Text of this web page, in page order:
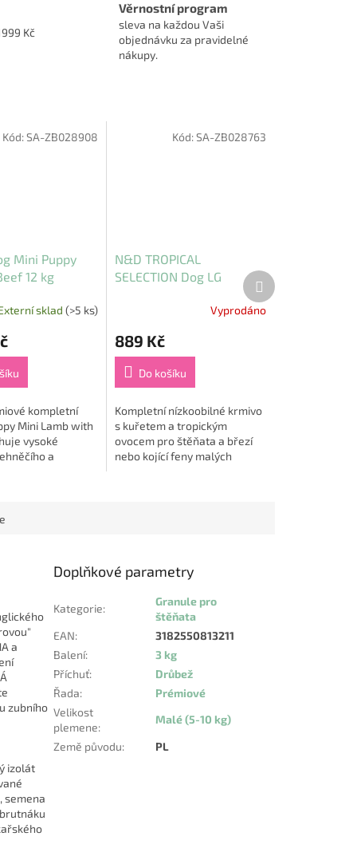
Kč
Věrnostní program
sleva na každou Vaši
objednávku za pravidelné
nákupy.
Mini Puppy
12 kg
sklad(>5 ks)
kompletní
Mini Lamb with
vysoké
a
Kód:SA-ZB028908
N&D TROPICAL
SELECTION Dog LG
Chicken Puppy Mini 5 kg
Vyprodáno
889 Kč
Do košíku
Kompletní nízkoobilné krmivo
s kuřetem a tropickým
ovocem pro štěňata a březí
nebo kojící feny malých
Kód:SA-ZB028763
Další
produkt
a
zubního
izolát
semena
Doplňkové parametry
Kategorie:
Granule pro
štěňata
EAN:
3182550813211
Balení:
3 kg
Příchuť:
Drůbež
Řada:
Prémiové
Velikost
plemene:
Malé (5-10 kg)
Země původu: PL